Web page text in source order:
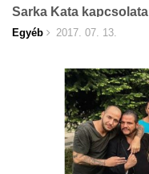
Sarka Kata kapcsolata
Egyéb 2017. 07. 13.